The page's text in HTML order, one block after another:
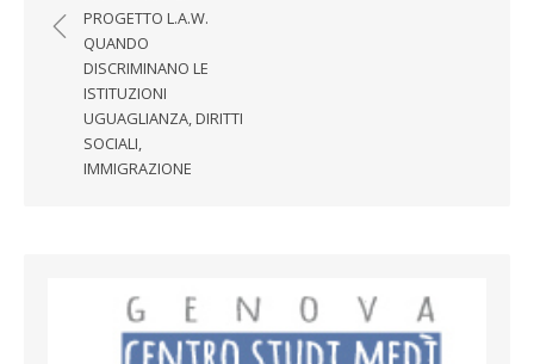
PROGETTO L.A.W.
QUANDO
DISCRIMINANO LE
ISTITUZIONI
UGUAGLIANZA, DIRITTI
SOCIALI,
IMMIGRAZIONE